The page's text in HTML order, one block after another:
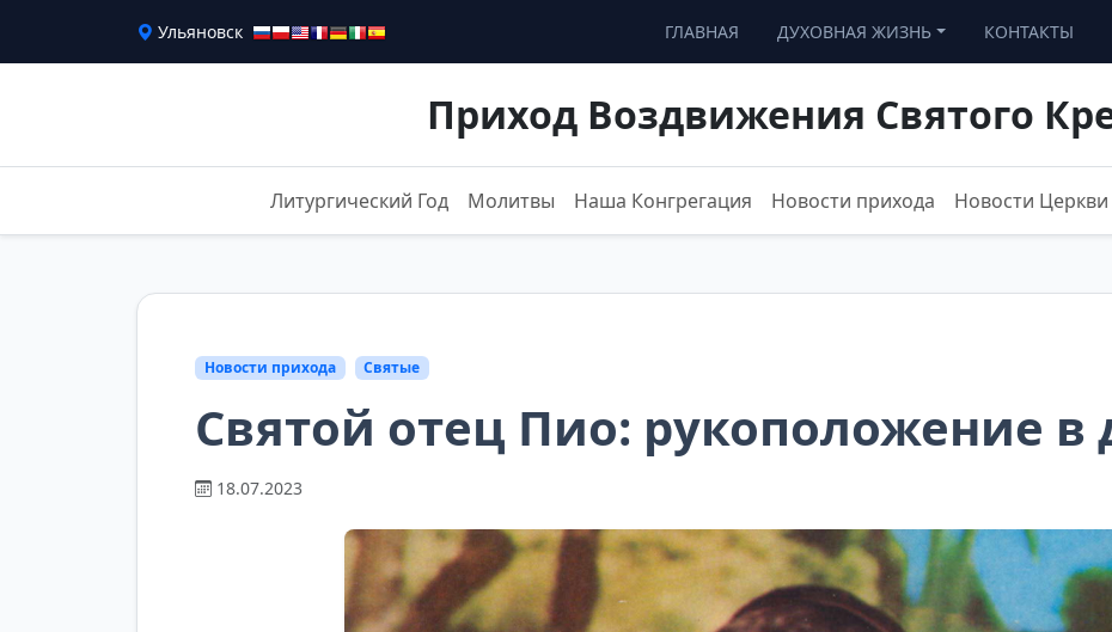
Ульяновск ГЛАВНАЯ ДУХОВНАЯ ЖИЗНЬ КОНТАКТЫ
Приход Воздвижения Святого
Литургический Год Молитвы Наша Конгрегация Новости прихода Новости Церкви
Новости прихода Святые
Святой отец Пио: рукоположение в
18.07.2023